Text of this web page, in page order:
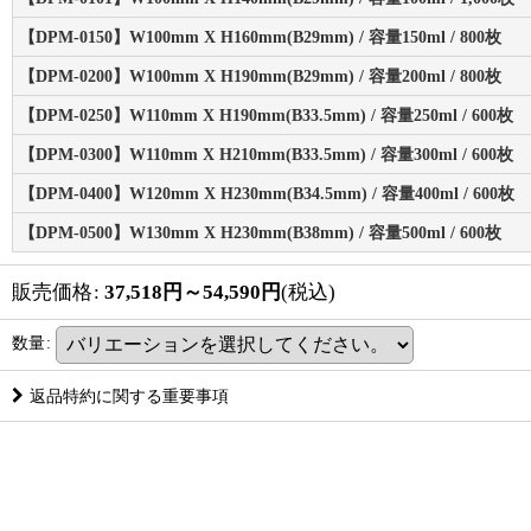
【DPM-0150】W100mm X H160mm(B29mm) / 容量150ml / 800枚
【DPM-0200】W100mm X H190mm(B29mm) / 容量200ml / 800枚
【DPM-0250】W110mm X H190mm(B33.5mm) / 容量250ml / 600枚
【DPM-0300】W110mm X H210mm(B33.5mm) / 容量300ml / 600枚
【DPM-0400】W120mm X H230mm(B34.5mm) / 容量400ml / 600枚
【DPM-0500】W130mm X H230mm(B38mm) / 容量500ml / 600枚
販売価格: 37,518 円 ～54,590 円(税込)
数量:
返品特約に関する重要事項